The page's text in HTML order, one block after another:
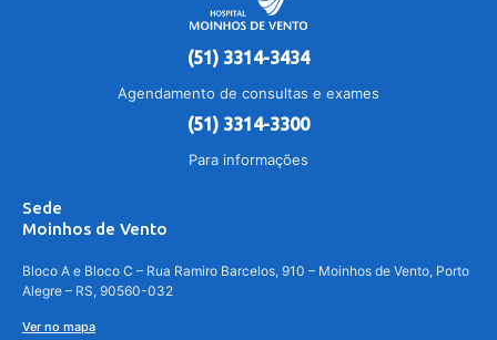
(51) 3314-3434
Agendamento de consultas e exames
(51) 3314-3300
Para informações
Sede
Moinhos de Vento
Bloco A e Bloco C – Rua Ramiro Barcelos, 910 – Moinhos de Vento, Porto
Alegre – RS, 90560-032
Ver no mapa